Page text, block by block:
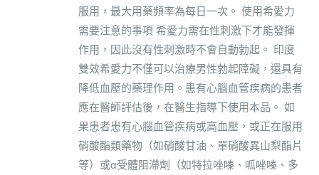
服用，最大用藥頻率為每日一次。 使用希愛力
需要注意的事項 希愛力需在性刺激下才能發揮
作用，因此沒有性刺激時不會自動勃起。 印度
雙效希愛力不僅可以治療男性勃起障礙，還具有
降低血壓的藥理作用。患有心腦血管疾病的患者
應在醫師評估後，在醫生指導下使用本品。 如
果患者患有心腦血管疾病或高血壓，或正在服用
硝酸酯類藥物（如硝酸甘油、單硝酸異山梨酯片
等）或α受體阻滯劑（如特拉唑嗪、呱唑嗪、多